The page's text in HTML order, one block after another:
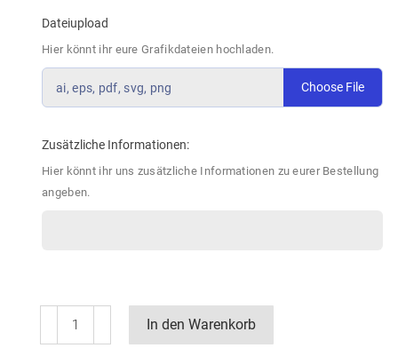
Dateiupload
Hier könnt ihr eure Grafikdateien hochladen.
ai, eps, pdf, svg, png Choose File
Zusätzliche Informationen:
Hier könnt ihr uns zusätzliche Informationen zu eurer Bestellung
angeben.
In den Warenkorb